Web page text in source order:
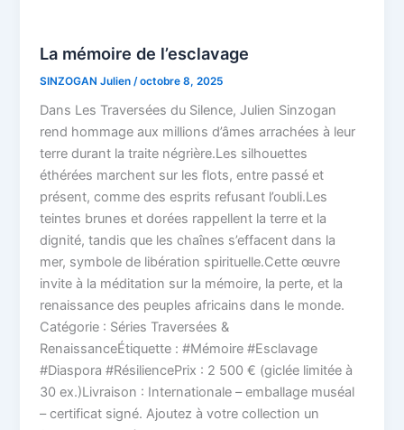
La mémoire de l’esclavage
SINZOGAN Julien /octobre 8, 2025
Dans Les Traversées du Silence, Julien Sinzogan
rend hommage aux millions d’âmes arrachées à leur
terre durant la traite négrière.Les silhouettes
éthérées marchent sur les flots, entre passé et
présent, comme des esprits refusant l’oubli.Les
teintes brunes et dorées rappellent la terre et la
dignité, tandis que les chaînes s’effacent dans la
mer, symbole de libération spirituelle.Cette œuvre
invite à la méditation sur la mémoire, la perte, et la
renaissance des peuples africains dans le monde.
Catégorie : Séries Traversées &
RenaissanceÉtiquette : #Mémoire #Esclavage
#Diaspora #RésiliencePrix : 2 500 € (giclée limitée à
30 ex.)Livraison : Internationale – emballage muséal
– certificat signé. Ajoutez à votre collection un